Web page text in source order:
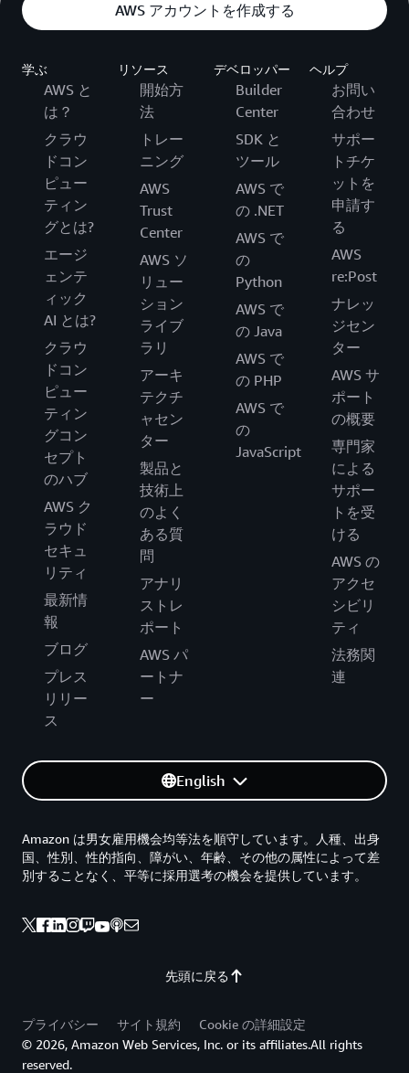
AWS アカウントを作成する
学ぶ
AWS と
は？
クラウ
ドコン
ピュー
ティン
グとは?
エージ
ェンテ
ィック
AI とは?
クラウ
ドコン
ピュー
ティン
グコン
セプト
のハブ
AWS ク
ラウド
セキュ
リティ
最新情
報
ブログ
プレス
リリー
ス
リソース
開始方
法
トレー
ニング
AWS
Trust
Center
AWS ソ
リュー
ション
ライブ
ラリ
アーキ
テクチ
ャセン
ター
製品と
技術上
のよく
ある質
問
アナリ
ストレ
ポート
AWS パ
ートナ
ー
デベロッパー
Builder
Center
SDK と
ツール
AWS で
の .NET
AWS で
の
Python
AWS で
の Java
AWS で
の PHP
AWS で
の
JavaScript
ヘルプ
お問い
合わせ
サポー
トチケ
ットを
申請す
る
AWS
re:Post
ナレッ
ジセン
ター
AWS サ
ポート
の概要
専門家
による
サポー
トを受
ける
AWS の
アクセ
シビリ
ティ
法務関
連
English
先頭に戻る
Amazon は男女雇用機会均等法を順守しています。人種、出身
国、性別、性的指向、障がい、年齢、その他の属性によって差
別することなく、平等に採用選考の機会を提供しています。
プライバシー サイト規約
Cookie の詳細設定
© 2026, Amazon Web Services, Inc. or its affiliates.All rights
reserved.